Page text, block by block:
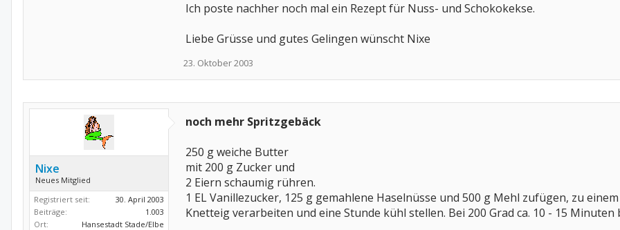
Ich poste nachher noch mal ein Rezept für Nuss- und Schokokekse.
Liebe Grüsse und gutes Gelingen wünscht Nixe
23. Oktober 2003
Nixe
Neues Mitglied
Registriert seit:
30. April 2003
Beiträge:
1.003
Ort:
Hansestadt Stade/Elbe
noch mehr Spritzgebäck
250 g weiche Butter
mit 200 g Zucker und
2 Eiern schaumig rühren.
1 EL Vanillezucker, 125 g gemahlene Haselnüsse und 500 g Mehl zufügen, zu einem
Knetteig verarbeiten und eine Stunde kühl stellen. Bei 200 Grad ca. 10 - 15 Minuten